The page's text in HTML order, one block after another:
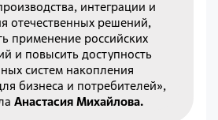
интеграции и
отечественных решений,
применение российских
и повысить доступность
систем накопления
бизнеса и потребителей»,
Анастасия Михайлова.